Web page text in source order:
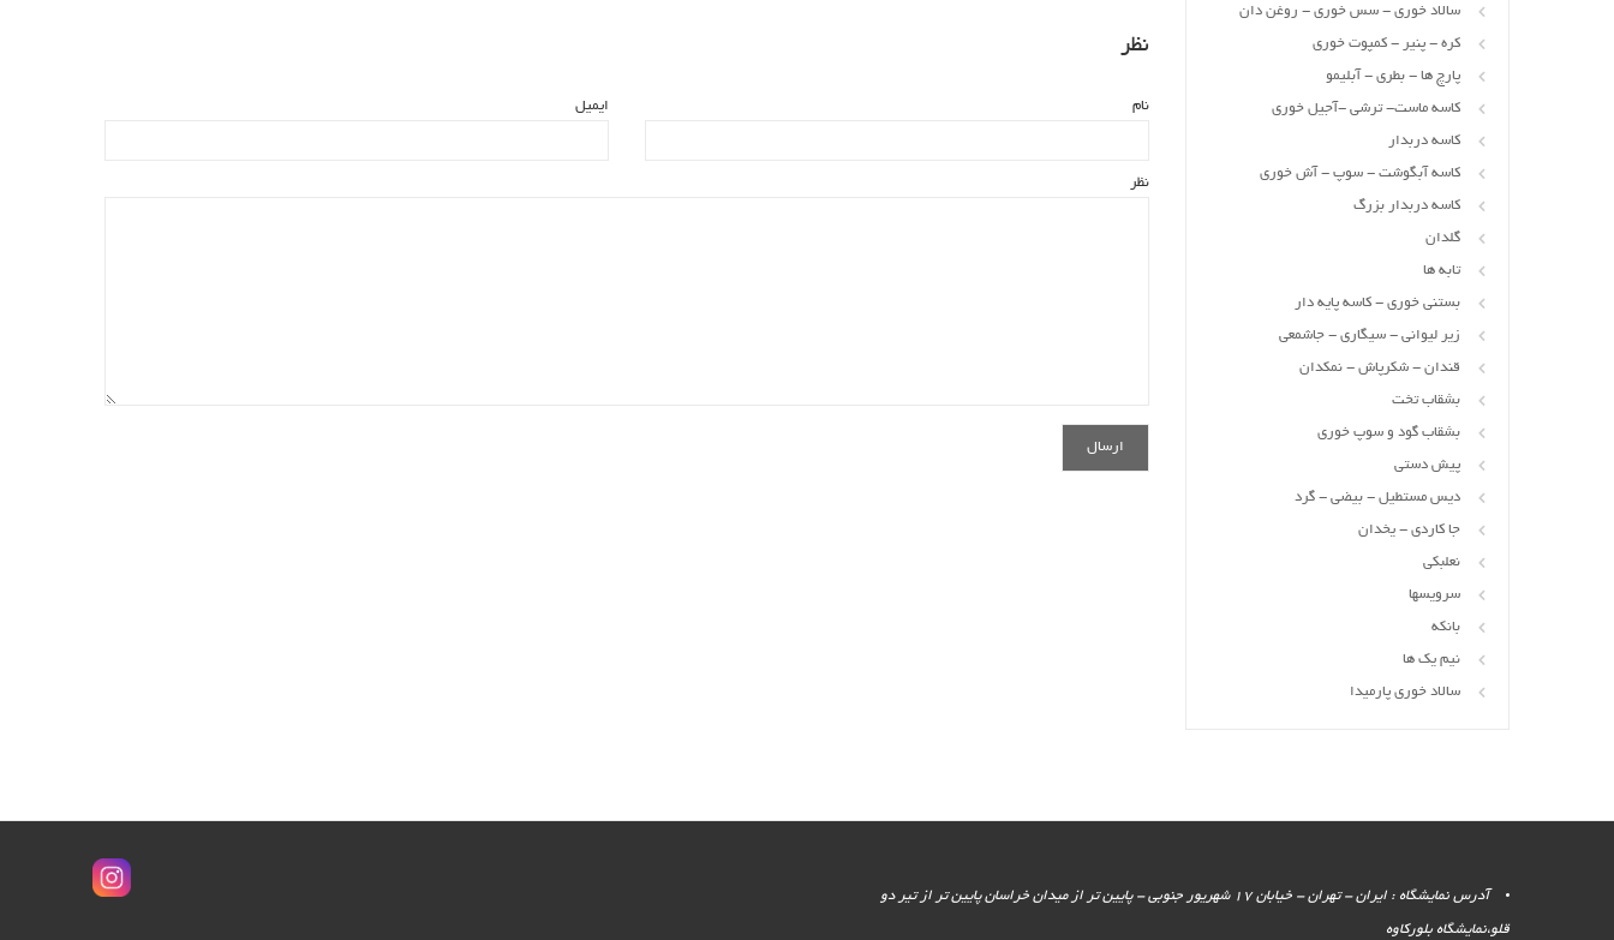
نظر
ایمیل نام
نظر
سالاد خوری - سس خوری - روغن دان
کره - پنیر - کمپوت خوری
پارچ ها - بطری - آبلیمو
کاسه ماست- ترشی -آجیل خوری
کاسه دربدار
کاسه آبگوشت - سوپ - آش خوری
کاسه دربدار بزرگ
گلدان
تابه ها
بستنی خوری - کاسه پایه دار
زیر لیوانی - سیگاری - جاشمعی
قندان - شکرپاش - نمکدان
بشقاب تخت
بشقاب گود و سوپ خوری
پیش دستی
دیس مستطیل - بیضی - گرد
جا کاردی - یخدان
نعلبکی
سرویسها
بانکه
نیم یک ها
سالاد خوری پارمیدا
آدرس نمایشگاه : ایران - تهران - خیابان 17 شهریور جنوبی - پایین تر از میدان خراسان پایین تر از تیر دو
قلو،نمایشگاه بلورکاوه